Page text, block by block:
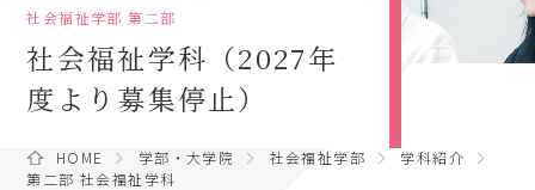
HOME 学部・大学院 社会福祉学部
学科紹介
第二部 社会福祉学科
社会福祉学部 第二部
社会福祉学科（2027年
度より募集停止）